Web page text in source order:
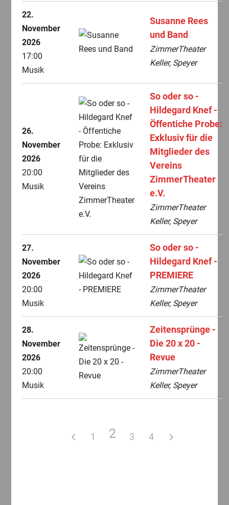
22.
November
2026
17:00
Musik
Susanne Rees
und Band
ZimmerTheater
Keller, Speyer
26.
November
2026
20:00
Musik
So oder so -
Hildegard Knef -
Öffentiche Probe:
Exklusiv für die
Mitglieder des
Vereins
ZimmerTheater
e.V.
ZimmerTheater
Keller, Speyer
27.
November
2026
20:00
Musik
So oder so -
Hildegard Knef -
PREMIERE
ZimmerTheater
Keller, Speyer
28.
November
2026
20:00
Musik
Zeitensprünge -
Die 20 x 20 -
Revue
ZimmerTheater
Keller, Speyer
1 2 3 4